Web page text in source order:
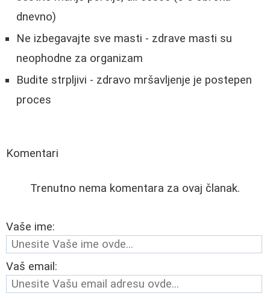
dnevno)
Ne izbegavajte sve masti - zdrave masti su
neophodne za organizam
Budite strpljivi - zdravo mršavljenje je postepen
proces
Komentari
Trenutno nema komentara za ovaj članak.
Vaše ime:
Vaš email: